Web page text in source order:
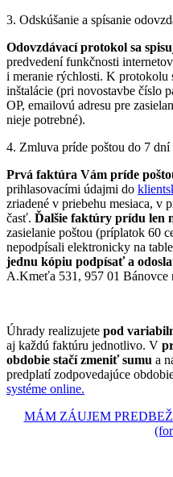
3. Odskúšanie a spísanie
Odovzdávací protokol sa
predvedení funkčnosti
i meranie rýchlosti. K protokolu
inštalácie (pri novostavbe číslo
OP, emailovú adresu pre
nieje potrebné).
4. Zmluva príde poštou do 7 dní
Prvá faktúra Vám príde
prihlasovacími údajmi do
zriadené v priebehu mesiaca, v
časť. Ďalšie faktúry prídu len
zasielanie poštou (príplatok 60
nepodpísali elektronicky na
jednu kópiu podpísať a
A.Kmeťa 531, 957 01 Bánovce
Úhrady realizujete pod
aj každú faktúru jednotlivo. V
obdobie stačí zmeniť sumu a
predplatí zodpovedajúce
systéme online.
MÁM ZÁUJEM